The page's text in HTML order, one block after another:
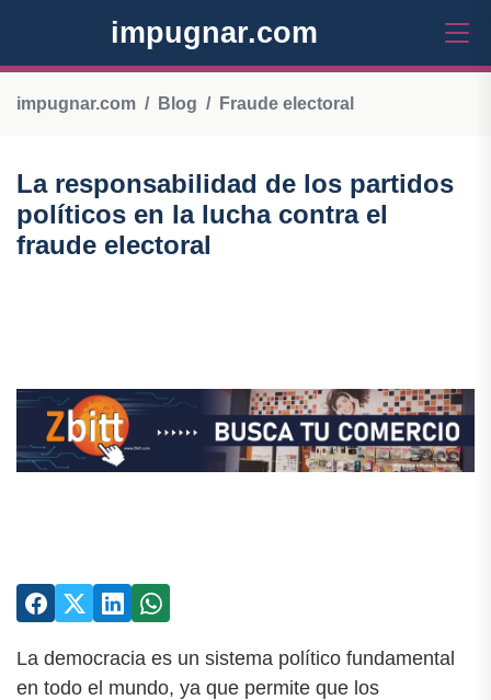
impugnar.com
impugnar.com Blog Fraude electoral
La responsabilidad de los partidos
políticos en la lucha contra el
fraude electoral
La democracia es un sistema político fundamental
en todo el mundo, ya que permite que los